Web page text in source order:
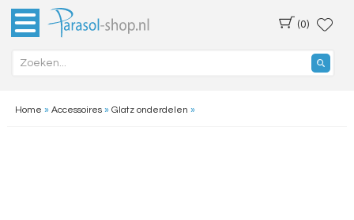
(0)
Home » Accessoires» Glatz onderdelen »